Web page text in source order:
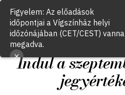
Jegyvásárlás
Indul a
Figyelem: Az előadások
időpontjai a Vígszínház helyi
időzónájában (CET/CEST)
megadva.